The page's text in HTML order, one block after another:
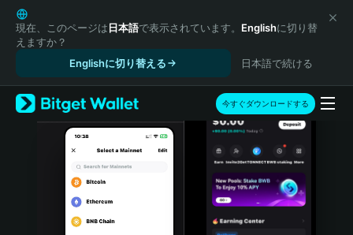
English
日本語
Tiếng Việt
Español (Latinoamérica)
Türkçe
Italiano
Português (Portugal)
現在、このページは日本語で表示されています。 Englishに切り替
えますか？
Englishに切り替える
日本語で続ける
今すぐダウンロードする